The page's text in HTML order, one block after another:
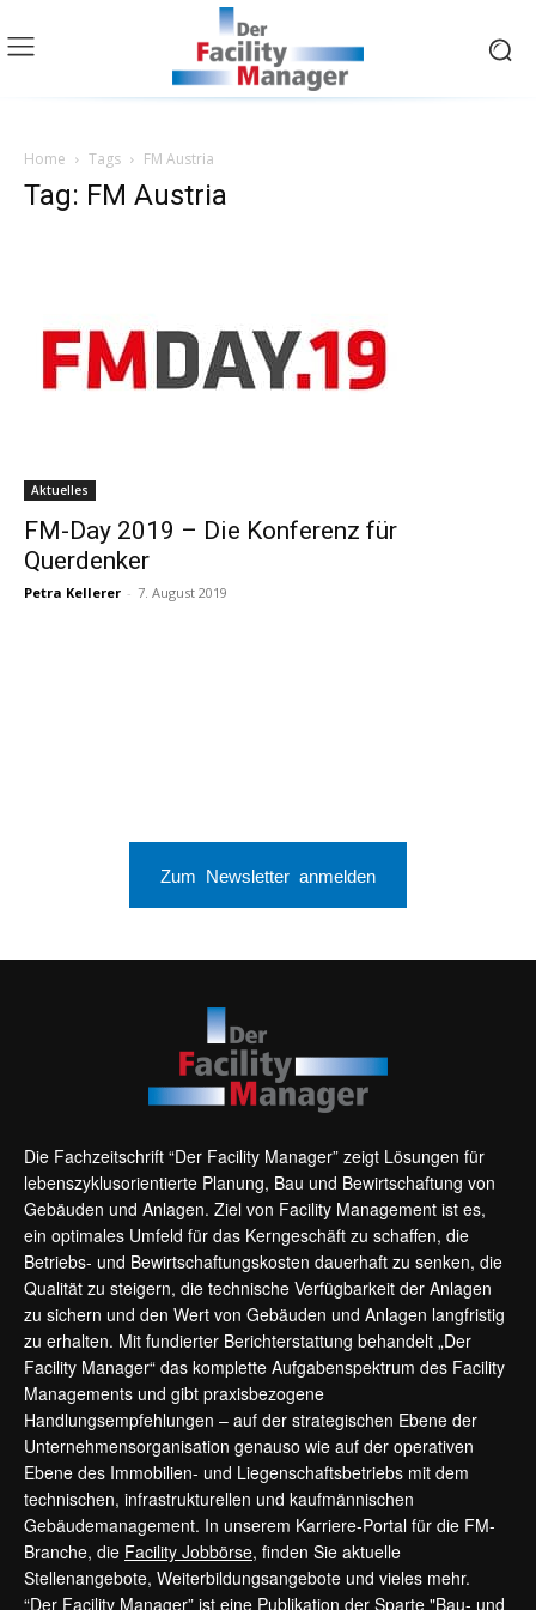
Home Tags FM Austria
Tag: FM Austria
Aktuelles
FM-Day 2019 – Die Konferenz für
Querdenker
Petra Kellerer - 7. August 2019
Zum Newsletter anmelden
Die Fachzeitschrift “Der Facility Manager” zeigt Lösungen für
lebenszyklusorientierte Planung, Bau und Bewirtschaftung von
Gebäuden und Anlagen. Ziel von Facility Management ist es,
ein optimales Umfeld für das Kerngeschäft zu schaffen, die
Betriebs- und Bewirtschaftungskosten dauerhaft zu senken, die
Qualität zu steigern, die technische Verfügbarkeit der Anlagen
zu sichern und den Wert von Gebäuden und Anlagen langfristig
zu erhalten. Mit fundierter Berichterstattung behandelt „Der
Facility Manager“ das komplette Aufgabenspektrum des Facility
Managements und gibt praxisbezogene
Handlungsempfehlungen – auf der strategischen Ebene der
Unternehmensorganisation genauso wie auf der operativen
Ebene des Immobilien- und Liegenschaftsbetriebs mit dem
technischen, infrastrukturellen und kaufmännischen
Gebäudemanagement. In unserem Karriere-Portal für die FM-
Branche, die Facility Jobbörse, finden Sie aktuelle
Stellenangebote, Weiterbildungsangebote und vieles mehr.
“Der Facility Manager” ist eine Publikation der Sparte "Bau- und